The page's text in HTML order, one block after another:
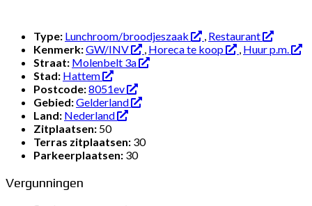
Type: Lunchroom/broodjeszaak , Restaurant
Kenmerk:GW/INV , Horeca te koop , Huur p.m.
Straat: Molenbelt 3a
Stad: Hattem
Postcode:8051ev
Gebied:Gelderland
Land: Nederland
Zitplaatsen: 50
Terras zitplaatsen: 30
Parkeerplaatsen: 30
Vergunningen